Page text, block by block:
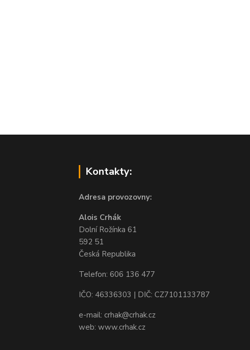
Kontakty:
Adresa provozovny:
Alois Crhák
Dolní Rožínka 61
592 51
Česká Republika
Telefon: 606 136 477
IČO: 46336303 | DIČ: CZ7101133787
e-mail: crhak@crhak.cz
web: www.crhak.cz